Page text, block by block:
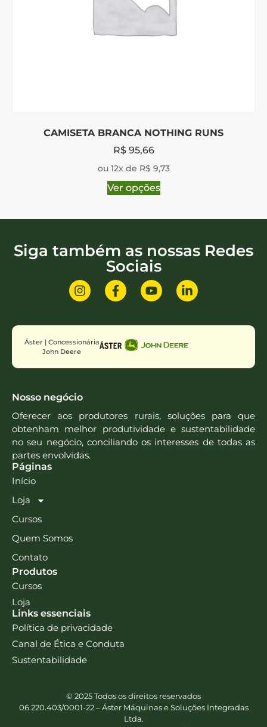
CAMISETA BRANCA NOTHING RUNS
R$95,66
ou 12x de R$ 9,73
Ver opções
Siga também as nossas Redes
Sociais
Áster | Concessionária
John Deere
Nosso negócio
Oferecer aos produtores rurais, soluções para que
obtenham melhor produtividade e sustentabilidade
no seu negócio, conciliando os interesses de todas as
partes envolvidas.
Páginas
Início
Loja
Cursos
Quem Somos
Contato
Produtos
Cursos
Loja
Links essenciais
Política de privacidade
Canal de Ética e Conduta
Sustentabilidade
© 2025 Todos os direitos reservados
06.220.403/0001-22 – Áster Máquinas e Soluções Integradas
Ltda.